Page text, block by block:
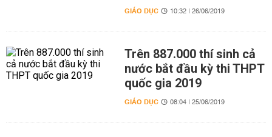
GIÁO DỤC 10:32 | 26/06/2019
Trên 887.000 thí sinh cả
nước bắt đầu kỳ thi THPT
quốc gia 2019
GIÁO DỤC 08:04 | 25/06/2019